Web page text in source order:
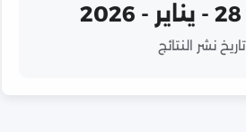
تاريخ نشر النتائج